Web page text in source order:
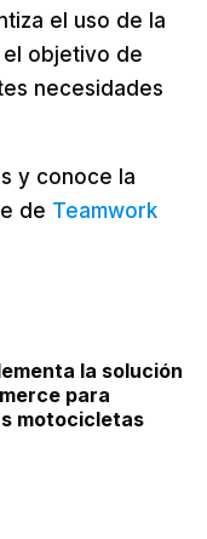
el uso de la
objetivo de
necesidades
y conoce la
de Teamwork
la solución
para
motocicletas